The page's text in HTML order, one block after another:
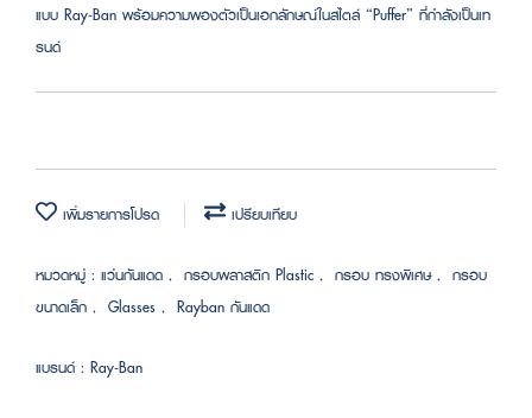
แบบ Ray-Ban พร้อมความพองตัวเป็นเอกลักษณ์ในสไตล์ “Puffer” ที่กำลังเป็นเท
รนด์
เพิ่มรายการโปรด เปรียบเทียบ
หมวดหมู่ : แว่นกันแดด , กรอบพลาสติก Plastic , กรอบ ทรงพิเศษ, กรอบ
ขนาดเล็ก , Glasses , Rayban กันแดด
แบรนด์ : Ray-Ban